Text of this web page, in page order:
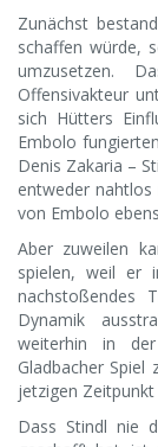
Zunächst
schaffen würde,
umzusetzen.
Offensivakteur
sich Hütters
Embolo
Denis Zakaria –
entweder nahtlos
von Embolo
Aber zuweilen
spielen, weil er
nachstoßendes
Dynamik
weiterhin in
Gladbacher
jetzigen
Dass Stindl nie